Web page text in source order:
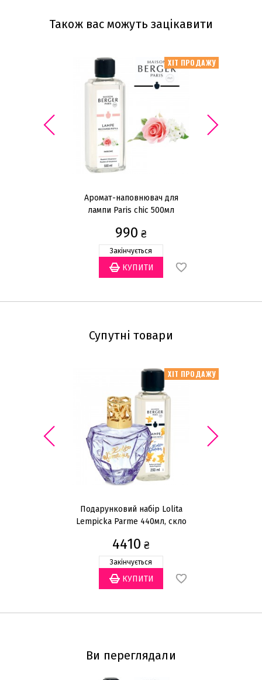
Також вас можуть зацікавити
ХІТ ПРОДАЖУ
Аромат-наповнювач для
лампи Paris chic 500мл
990 ₴
Закінчується
Супутні товари
ХІТ ПРОДАЖУ
Подарунковий набір Lolita
Lempicka Parme 440мл, скло
4410 ₴
Закінчується
Ви переглядали